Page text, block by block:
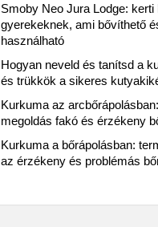
Smoby Neo Jura Lodge: kerti
gyerekeknek, ami bővíthető
használható
Hogyan neveld és tanítsd a
és trükkök a sikeres
Kurkuma az
megoldás fakó és érzékeny
Kurkuma a bőrápolásban:
az érzékeny és problémás